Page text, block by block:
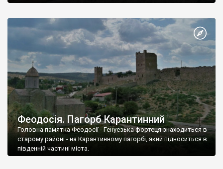
Феодосія. Пагорб Карантинний
Головна памятка Феодосії - Генуезька фортеця знаходиться в
старому районі - на Карантинному пагорбі, який підноситься в
південній частині міста.